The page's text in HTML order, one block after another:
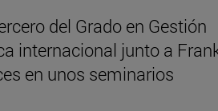
del Grado en Gestión
internacional junto a
en unos seminarios